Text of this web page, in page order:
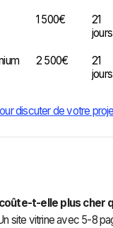
1 500€
21
jours
2 500€
21
jours
discuter de votre
t-elle plus cher
site vitrine avec 5-8